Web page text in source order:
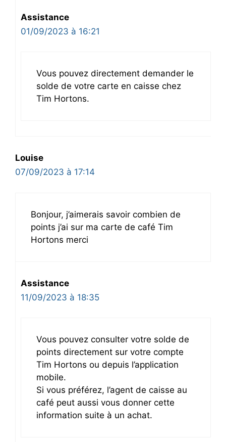
Assistance
01/09/2023 à 16:21
Vous pouvez directement demander le
solde de votre carte en caisse chez
Tim Hortons.
Louise
07/09/2023 à 17:14
Bonjour, j’aimerais savoir combien de
points j’ai sur ma carte de café Tim
Hortons merci
Assistance
11/09/2023 à 18:35
Vous pouvez consulter votre solde de
points directement sur votre compte
Tim Hortons ou depuis l’application
mobile.
Si vous préférez, l’agent de caisse au
café peut aussi vous donner cette
information suite à un achat.